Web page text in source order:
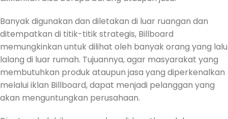
Banyak digunakan dan diletakan di luar ruangan dan
ditempatkan di titik-titik strategis, Billboard
memungkinkan untuk dilihat oleh banyak orang yang lalu
lalang di luar rumah. Tujuannya, agar masyarakat yang
membutuhkan produk ataupun jasa yang diperkenalkan
melalui iklan Billboard, dapat menjadi pelanggan yang
akan menguntungkan perusahaan.